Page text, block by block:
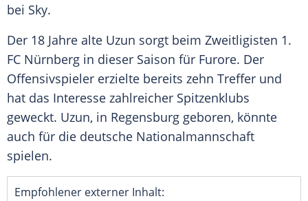
bei Sky.
Der 18 Jahre alte Uzun sorgt beim Zweitligisten 1.
FC Nürnberg in dieser Saison für Furore. Der
Offensivspieler erzielte bereits zehn Treffer und
hat das Interesse zahlreicher Spitzenklubs
geweckt. Uzun, in Regensburg geboren, könnte
auch für die deutsche Nationalmannschaft
spielen.
Empfohlener externer Inhalt: